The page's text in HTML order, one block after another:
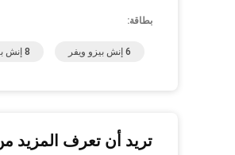
بطاقة:
6 إنش بيزو ويفر 8 إنش بيزو ويفر
تريد أن تعرف المزيد